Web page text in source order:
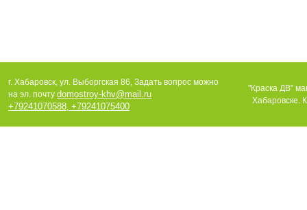
г. Хабаровск, ул. Выборгская 86, Задать вопрос можно
на эл. почту domostroy-khv@mail.ru
+79241070588, +79241075400
"Краска ДВ"
Хабаровске.